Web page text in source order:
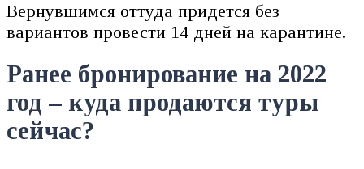
Вернувшимся оттуда придется без
вариантов провести 14 дней на карантине.
Ранее бронирование на 2022
год – куда продаются туры
сейчас?